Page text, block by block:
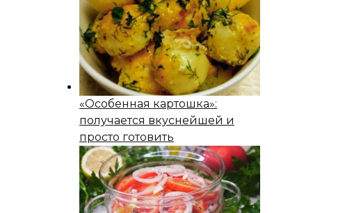
«Особенная картошка»:
получается вкуснейшей и
просто готовить